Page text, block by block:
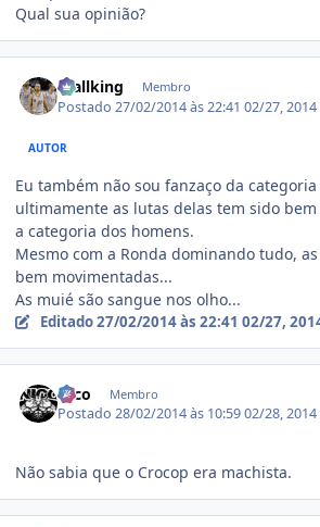
Qual sua opinião?
Wallking Membro
Postado27/02/2014 às 22:4102/27, 2014
AUTOR
Eu também não sou fanzaço da
ultimamente as lutas delas tem sido
a categoria dos homens.
Mesmo com a Ronda dominando tudo,
bem movimentadas...
As muié são sangue nos olho...
Editado27/02/2014 às 22:41 02/27,
Nico Membro
Postado28/02/2014 às 10:5902/28, 2014
Não sabia que o Crocop era machista.